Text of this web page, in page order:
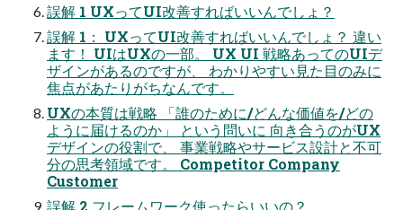
誤解 1 UXってUI改善すればいいんでしょ？
誤解 1： UXってUI改善すればいいんでしょ？ 違い
ます！ UIはUXの一部。 UX UI 戦略あってのUIデ
ザインがあるのですが、 わかりやすい見た目のみに
焦点があたりがちなんです。
UXの本質は戦略 「誰のために/どんな価値を/どの
ように届けるのか」 という問いに 向き合うのがUX
デザインの役割で、 事業戦略やサービス設計と不可
分の思考領域です。 Competitor Company
Customer
誤解 2 フレームワーク使ったらいいの？